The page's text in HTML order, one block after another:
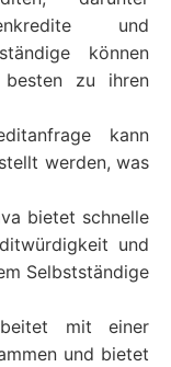
und
können
zu ihren
kann
werden, was
bietet schnelle
und
Selbstständige
mit einer
und bietet